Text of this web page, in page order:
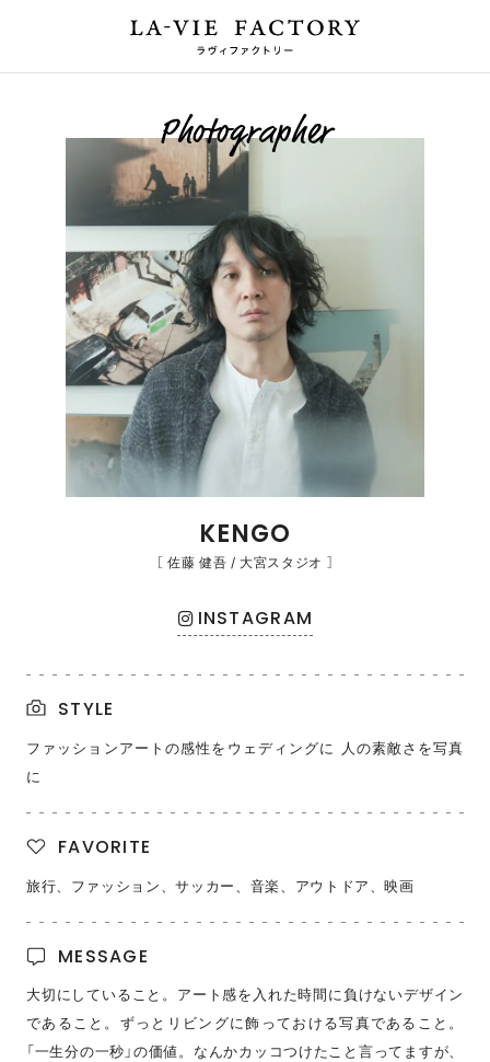
Photographer
KENGO
［ 佐藤 健吾 / 大宮スタジオ ］
INSTAGRAM
STYLE
ファッションアートの感性をウェディングに 人の素敵さを写真
に
FAVORITE
旅行、ファッション、サッカー、音楽、アウトドア、映画
MESSAGE
大切にしていること。アート感を入れた時間に負けないデザイン
であること。ずっとリビングに飾っておける写真であること。
「一生分の一秒」の価値。なんかカッコつけたこと言ってますが、